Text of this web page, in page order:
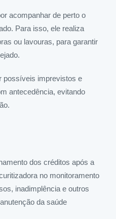
acompanhar de perto o
Para isso, ele realiza
ou lavouras, para garantir
possíveis imprevistos e
antecedência, evitando
dos créditos após a
no monitoramento
inadimplência e outros
da saúde